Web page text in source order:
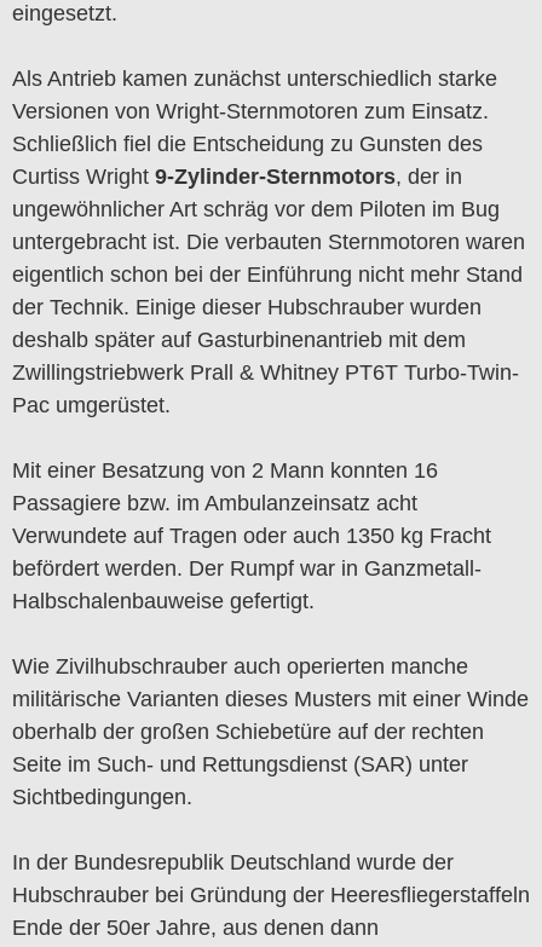
eingesetzt.
Als Antrieb kamen zunächst unterschiedlich starke
Versionen von Wright-Sternmotoren zum Einsatz.
Schließlich fiel die Entscheidung zu Gunsten des
Curtiss Wright 9-Zylinder-Sternmotors, der in
ungewöhnlicher Art schräg vor dem Piloten im Bug
untergebracht ist. Die verbauten Sternmotoren waren
eigentlich schon bei der Einführung nicht mehr Stand
der Technik. Einige dieser Hubschrauber wurden
deshalb später auf Gasturbinenantrieb mit dem
Zwillingstriebwerk Prall & Whitney PT6T Turbo-Twin-
Pac umgerüstet.
Mit einer Besatzung von 2 Mann konnten 16
Passagiere bzw. im Ambulanzeinsatz acht
Verwundete auf Tragen oder auch 1350 kg Fracht
befördert werden. Der Rumpf war in Ganzmetall-
Halbschalenbauweise gefertigt.
Wie Zivilhubschrauber auch operierten manche
militärische Varianten dieses Musters mit einer Winde
oberhalb der großen Schiebetüre auf der rechten
Seite im Such- und Rettungsdienst (SAR) unter
Sichtbedingungen.
In der Bundesrepublik Deutschland wurde der
Hubschrauber bei Gründung der Heeresfliegerstaffeln
Ende der 50er Jahre, aus denen dann